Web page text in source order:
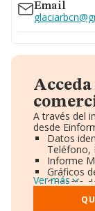
Email
A través del
desde
Datos
Teléfono,
Informe
Gráficos
Consejo
Ver más